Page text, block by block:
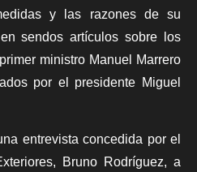
y las razones de su
sendos artículos sobre los
ministro Manuel Marrero
por el presidente Miguel
entrevista concedida por el
Bruno Rodríguez, a